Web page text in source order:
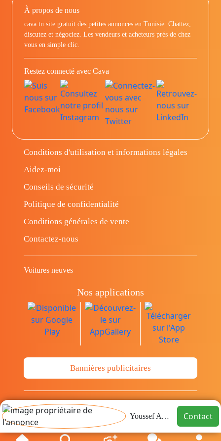
Youssef Ayadi Contact
À propos de nous
cava.tn site gratuit des petites annonces en Tunisie: Chattez,
discutez et négociez. Les vendeurs et acheteurs prés de chez
vous en simple clic.
Restez connecté avec Cava
Conditions d'utilisation et informations légales
Aidez-moi
Conseils de sécurité
Politique de confidentialité
Conditions générales de vente
Contactez-nous
Voitures neuves
Nos applications
Bannières publicitaires
© Copyright 2014-2026 Cava.tn Limited Tous
les droits sont réservés.